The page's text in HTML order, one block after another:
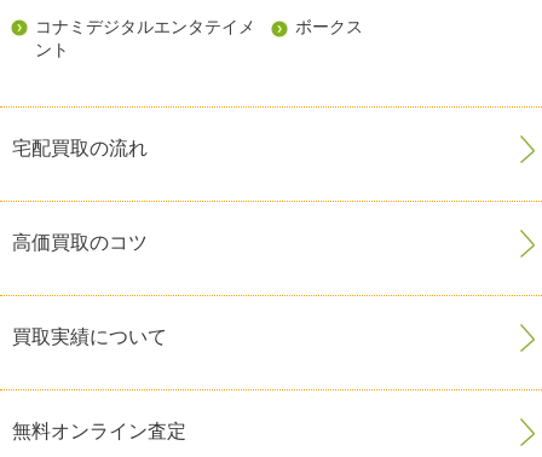
コナミデジタルエンタテイメ
ント
ボークス
宅配買取の流れ
高価買取のコツ
買取実績について
無料オンライン査定